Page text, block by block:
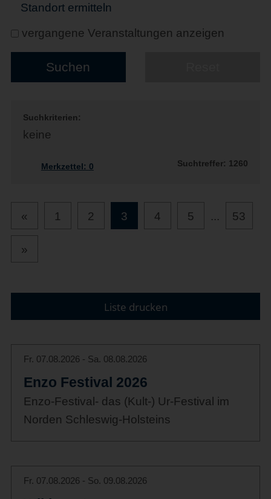
Standort ermitteln
vergangene Veranstaltungen anzeigen
Suchkriterien:
keine
Merkzettel: 0 Suchtreffer: 1260
« 1 2 3 4 5 ... 53
»
Liste drucken
Fr. 07.08.2026 - Sa. 08.08.2026
Enzo Festival 2026
Enzo-Festival- das (Kult-) Ur-Festival im
Norden Schleswig-Holsteins
Fr. 07.08.2026 - So. 09.08.2026